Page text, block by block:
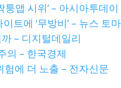
앱 시위’ – 아시아투데이
트에 ‘무방비’ – 뉴스 토
– 디지털데일리
의 – 한국경제
험에 더 노출 – 전자신문